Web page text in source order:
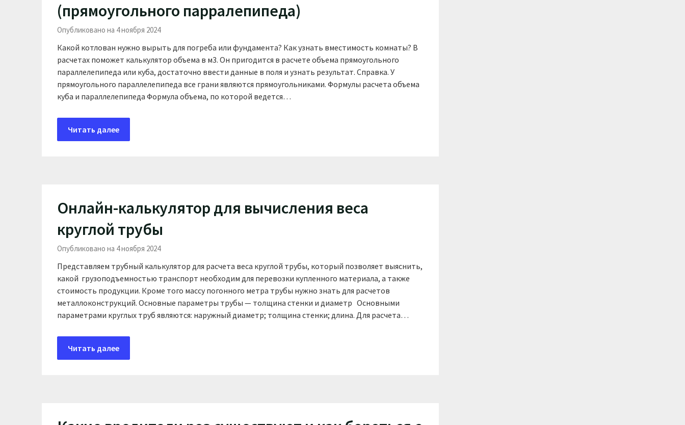
(прямоугольного парралепипеда)
Опубликовано на 4 ноября 2024
Какой котлован нужно вырыть для погреба или фундамента? Как узнать вместимость комнаты? В
расчетах поможет калькулятор объема в м3. Он пригодится в расчете объема прямоугольного
параллелепипеда или куба, достаточно ввести данные в поля и узнать результат. Справка. У
прямоугольного параллелепипеда все грани являются прямоугольниками. Формулы расчета объема
куба и параллелепипеда Формула объема, по которой ведется…
Читать далее
Онлайн-калькулятор для вычисления веса
круглой трубы
Опубликовано на 4 ноября 2024
Представляем трубный калькулятор для расчета веса круглой трубы, который позволяет выяснить,
какой грузоподъемностью транспорт необходим для перевозки купленного материала, а также
стоимость продукции. Кроме того массу погонного метра трубы нужно знать для расчетов
металлоконструкций. Основные параметры трубы — толщина стенки и диаметр Основными
параметрами круглых труб являются: наружный диаметр; толщина стенки; длина. Для расчета…
Читать далее